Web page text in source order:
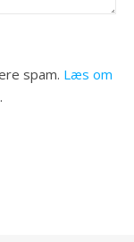
spam. Læs om
.